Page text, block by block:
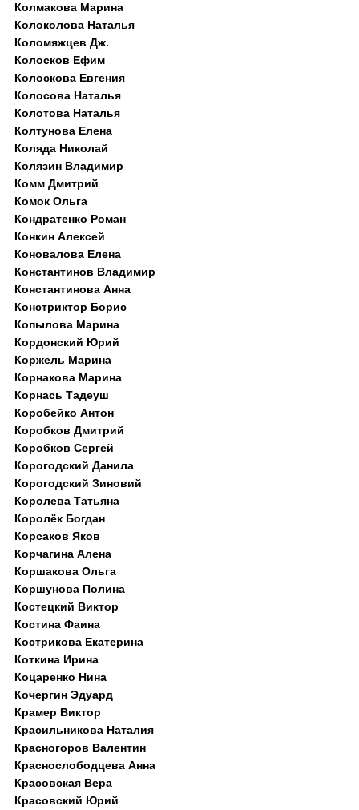
Колмакова Марина
Колоколова Наталья
Коломяжцев Дж.
Колосков Ефим
Колоскова Евгения
Колосова Наталья
Колотова Наталья
Колтунова Елена
Коляда Николай
Колязин Владимир
Комм Дмитрий
Комок Ольга
Кондратенко Роман
Конкин Алексей
Коновалова Елена
Константинов Владимир
Константинова Анна
Констриктор Борис
Копылова Марина
Кордонский Юрий
Коржель Марина
Корнакова Марина
Корнась Тадеуш
Коробейко Антон
Коробков Дмитрий
Коробков Сергей
Корогодский Данила
Корогодский Зиновий
Королева Татьяна
Королёк Богдан
Корсаков Яков
Корчагина Алена
Коршакова Ольга
Коршунова Полина
Костецкий Виктор
Костина Фаина
Кострикова Екатерина
Коткина Ирина
Коцаренко Нина
Кочергин Эдуард
Крамер Виктор
Красильникова Наталия
Красногоров Валентин
Краснослободцева Анна
Красовская Вера
Красовский Юрий